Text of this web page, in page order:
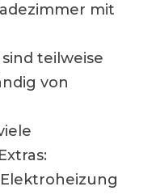
mit
teilweise
von